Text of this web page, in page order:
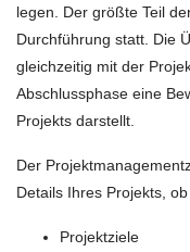
legen. Der größte Teil
Durchführung statt. Die
gleichzeitig mit der
Abschlussphase eine
Projekts darstellt.
Der
Details Ihres Projekts,
Projektziele